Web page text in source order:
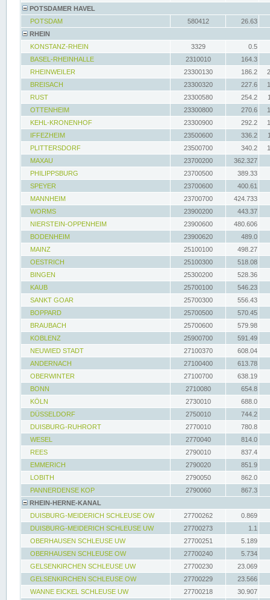
POTSDAMER HAVEL
POTSDAM
580412
26.63
RHEIN
KONSTANZ-RHEIN
3329
0.5
BASEL-RHEINHALLE
2310010
164.3
RHEINWEILER
23300130 186.2
BREISACH
23300320 227.6
RUST
23300580 254.2
OTTENHEIM
23300800 270.6
KEHL-KRONENHOF
23300900 292.2
IFFEZHEIM
23500600 336.2
PLITTERSDORF
23500700 340.2
MAXAU
23700200
362.327
PHILIPPSBURG
23700500
389.33
SPEYER
23700600
400.61
MANNHEIM
23700700
424.733
WORMS
23900200
443.37
NIERSTEIN-OPPENHEIM
23900600
480.606
BODENHEIM
23900620
489.0
MAINZ
25100100
498.27
OESTRICH
25100300
518.08
BINGEN
25300200
528.36
KAUB
25700100
546.23
SANKT GOAR
25700300
556.43
BOPPARD
25700500
570.45
BRAUBACH
25700600
579.98
KOBLENZ
25900700
591.49
NEUWIED STADT
27100370
608.04
ANDERNACH
27100400
613.78
OBERWINTER
27100700
638.19
BONN
2710080
654.8
KÖLN
2730010
688.0
DÜSSELDORF
2750010
744.2
DUISBURG-RUHRORT
2770010
780.8
WESEL
2770040
814.0
REES
2790010
837.4
EMMERICH
2790020
851.9
LOBITH
2790050
862.0
PANNERDENSE KOP
2790060
867.3
RHEIN-HERNE-KANAL
DUISBURG-MEIDERICH SCHLEUSE OW
27700262
0.869
DUISBURG-MEIDERICH SCHLEUSE UW
27700273
1.1
OBERHAUSEN SCHLEUSE UW
27700251
5.189
OBERHAUSEN SCHLEUSE OW
27700240
5.734
GELSENKIRCHEN SCHLEUSE UW
27700230
23.069
GELSENKIRCHEN SCHLEUSE OW
27700229
23.566
WANNE EICKEL SCHLEUSE UW
27700218
30.907